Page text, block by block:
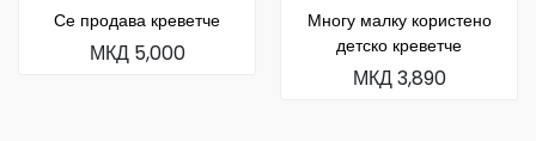
Се продава креветче
МКД 5,000
Многу малку користено
детско креветче
МКД 3,890